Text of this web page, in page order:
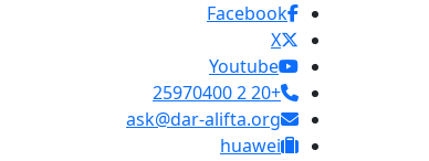
Facebook
X
Youtube
+20 2 25970400
ask@dar-alifta.org
huawei